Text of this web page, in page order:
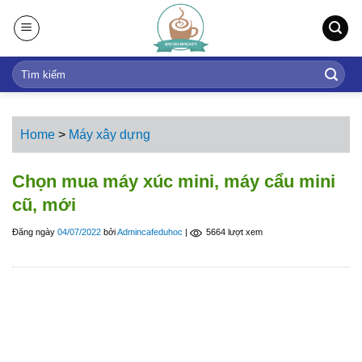
t
Home > Máy xây dựng
Chọn mua máy xúc mini, máy cẩu mini
cũ, mới
Đăng ngày 04/07/2022 bởiAdmincafeduhoc | 5664 lượt xem